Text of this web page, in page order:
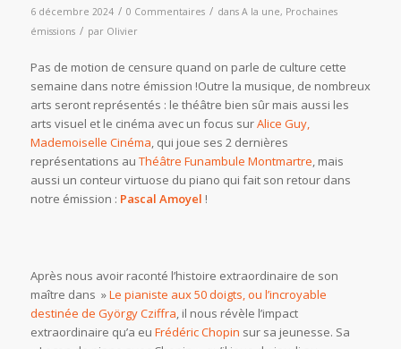
6 décembre 2024 / 0 Commentaires / dans A la une, Prochaines
émissions / par Olivier
Pas de motion de censure quand on parle de culture cette
semaine dans notre émission !Outre la musique, de nombreux
arts seront représentés : le théâtre bien sûr mais aussi les
arts visuel et le cinéma avec un focus surAlice Guy,
Mademoiselle Cinéma, qui joue ses 2 dernières
représentations au Théâtre Funambule Montmartre, mais
aussi un conteur virtuose du piano qui fait son retour dans
notre émission : Pascal Amoyel !
Après nous avoir raconté l’histoire extraordinaire de son
maître dans »Le pianiste aux 50 doigts, ou l’incroyable
destinée de György Cziffra, il nous révèle l’impact
extraordinaire qu’a eu Frédéric Chopin sur sa jeunesse. Sa